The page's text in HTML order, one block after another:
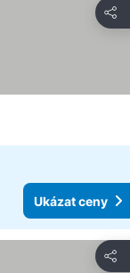
Sdílet
Ukázat ceny
Sdílet